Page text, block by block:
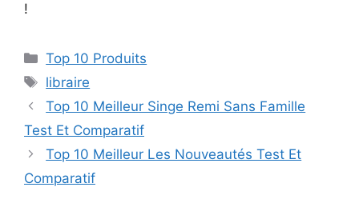
!
Top 10 Produits
libraire
Top 10 Meilleur Singe Remi Sans Famille
Test Et Comparatif
Top 10 Meilleur Les Nouveautés Test Et
Comparatif